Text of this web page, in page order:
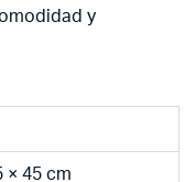
y
× 45 cm